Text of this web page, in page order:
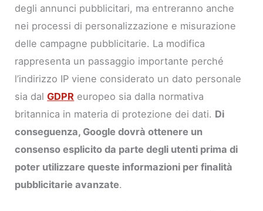
degli annunci pubblicitari, ma entreranno anche
nei processi di personalizzazione e misurazione
delle campagne pubblicitarie. La modifica
rappresenta un passaggio importante perché
l’indirizzo IP viene considerato un dato personale
sia dalGDPR europeo sia dalla normativa
britannica in materia di protezione dei dati. Di
conseguenza, Google dovrà ottenere un
consenso esplicito da parte degli utenti prima di
poter utilizzare queste informazioni per finalità
pubblicitarie avanzate.